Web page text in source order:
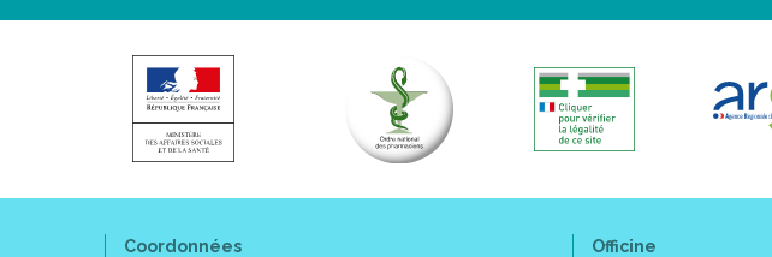
Coordonnées Officine